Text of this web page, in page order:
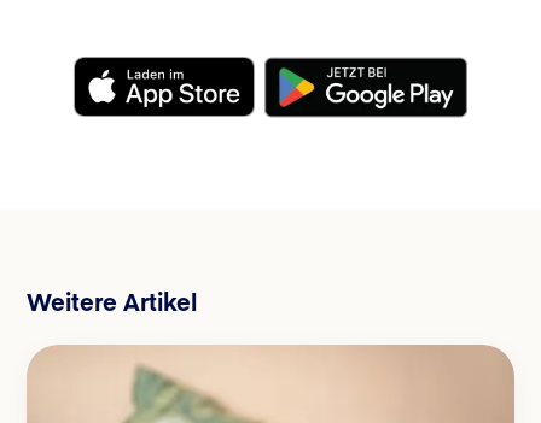
Weitere Artikel